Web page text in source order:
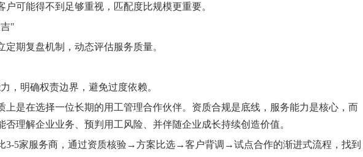
可能得不到足够重视，匹配度比规模更重要。
"
期复盘机制，动态评估服务质量。
，明确权责边界，避免过度依赖。
上是在选择一位长期的用工管理合作伙伴。资质合规是底线，服务能力是核心，而
理解企业业务、预判用工风险、并伴随企业成长持续创造价值。
3-5家服务商，通过资质核验→方案比选→客户背调→试点合作的渐进式流程，找到